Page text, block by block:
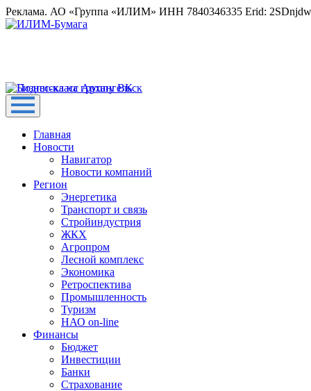
Реклама. АО «Группа «ИЛИМ» ИНН 7840346335 Erid:
Главная
Новости
Навигатор
Новости компаний
Регион
Энергетика
Транспорт и связь
Стройиндустрия
ЖКХ
Агропром
Лесной комплекс
Экономика
Ретроспектива
Промышленность
Туризм
НАО on-line
Финансы
Бюджет
Инвестиции
Банки
Страхование